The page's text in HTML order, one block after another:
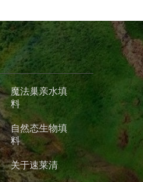
魔法巢亲水填
料
自然态生物填
料
关于速莱清